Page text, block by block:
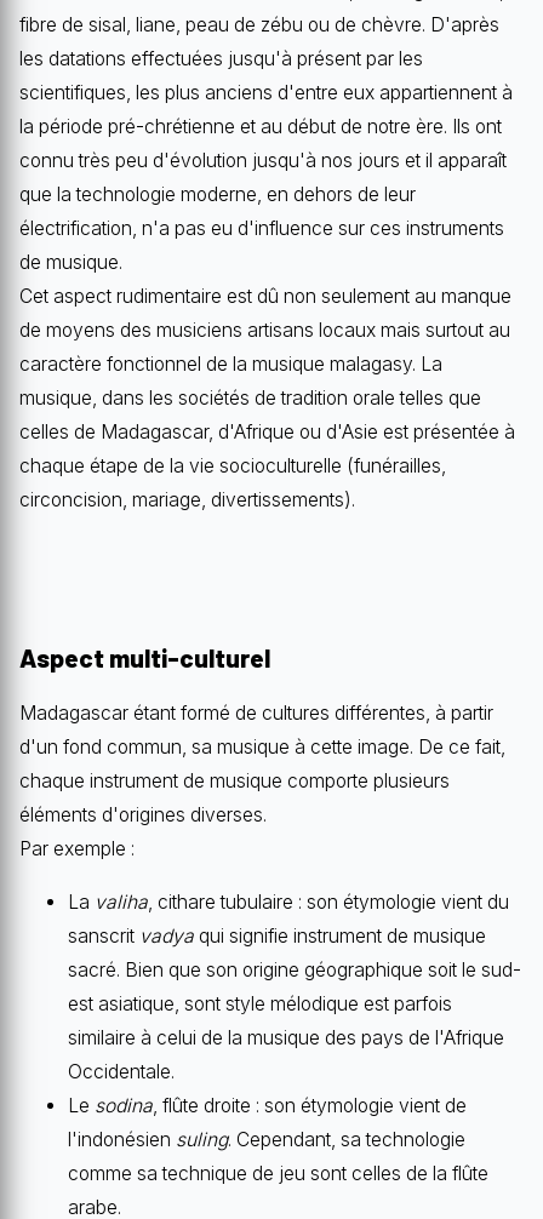
fibre de sisal, liane, peau de zébu ou de chèvre. D'après
les datations effectuées jusqu'à présent par les
scientifiques, les plus anciens d'entre eux appartiennent à
la période pré-chrétienne et au début de notre ère. Ils ont
connu très peu d'évolution jusqu'à nos jours et il apparaît
que la technologie moderne, en dehors de leur
électrification, n'a pas eu d'influence sur ces instruments
de musique.
Cet aspect rudimentaire est dû non seulement au manque
de moyens des musiciens artisans locaux mais surtout au
caractère fonctionnel de la musique malagasy. La
musique, dans les sociétés de tradition orale telles que
celles de Madagascar, d'Afrique ou d'Asie est présentée à
chaque étape de la vie socioculturelle (funérailles,
circoncision, mariage, divertissements).
Aspect multi-culturel
Madagascar étant formé de cultures différentes, à partir
d'un fond commun, sa musique à cette image. De ce fait,
chaque instrument de musique comporte plusieurs
éléments d'origines diverses.
Par exemple :
La valiha , cithare tubulaire : son étymologie vient du
sanscrit vadya qui signifie instrument de musique
sacré. Bien que son origine géographique soit le sud-
est asiatique, sont style mélodique est parfois
similaire à celui de la musique des pays de l'Afrique
Occidentale.
Le sodina , flûte droite : son étymologie vient de
l'indonésien suling. Cependant, sa technologie
comme sa technique de jeu sont celles de la flûte
arabe.